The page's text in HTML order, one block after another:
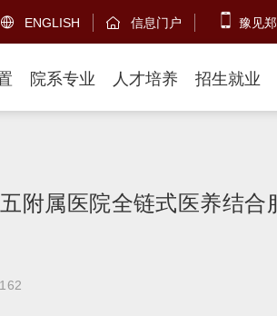
 ENGLISH  信息门户 豫见
院系专业 人才培养 招生就业
附属医院全链式医养结合